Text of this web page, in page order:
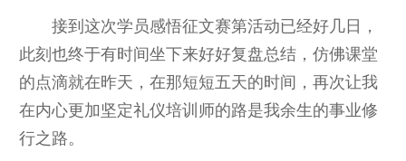
接到这次学员感悟征文赛第活动已经好几日，
此刻也终于有时间坐下来好好复盘总结，仿佛课堂
的点滴就在昨天，在那短短五天的时间，再次让我
在内心更加坚定礼仪培训师的路是我余生的事业修
行之路。